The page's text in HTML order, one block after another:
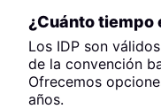
¿Cuánto tiempo
Los IDP son
de la convención
Ofrecemos
años.